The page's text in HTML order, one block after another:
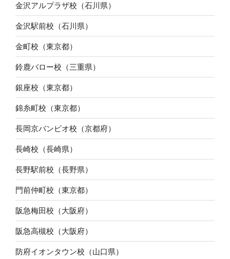
金沢アルプラザ校（石川県）
金沢駅前校（石川県）
金町校（東京都）
鈴鹿バロー校（三重県）
銀座校（東京都）
錦糸町校（東京都）
長岡京バンビオ校（京都府）
長崎校（長崎県）
長野駅前校（長野県）
門前仲町校（東京都）
阪急梅田校（大阪府）
阪急高槻校（大阪府）
防府イオンタウン校（山口県）